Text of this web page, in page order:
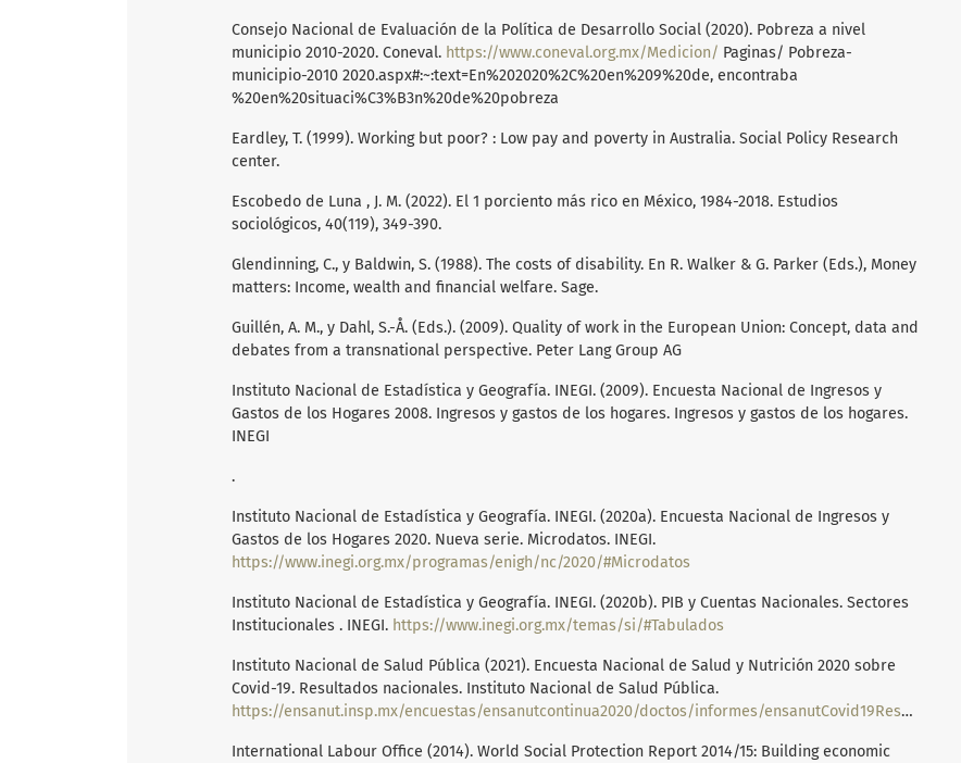
Consejo Nacional de Evaluación de la Política de Desarrollo Social (2020). Pobreza a nivel
municipio 2010-2020. Coneval. https://www.coneval.org.mx/Medicion/ Paginas/ Pobreza-
municipio-2010 2020.aspx#:~:text=En%202020%2C%20en%209%20de, encontraba
%20en%20situaci%C3%B3n%20de%20pobreza
Eardley, T. (1999). Working but poor? : Low pay and poverty in Australia. Social Policy Research
center.
Escobedo de Luna , J. M. (2022). El 1 porciento más rico en México, 1984-2018. Estudios
sociológicos, 40(119), 349-390.
Glendinning, C., y Baldwin, S. (1988). The costs of disability. En R. Walker & G. Parker (Eds.), Money
matters: Income, wealth and financial welfare. Sage.
Guillén, A. M., y Dahl, S.-Å. (Eds.). (2009). Quality of work in the European Union: Concept, data and
debates from a transnational perspective. Peter Lang Group AG
Instituto Nacional de Estadística y Geografía. INEGI. (2009). Encuesta Nacional de Ingresos y
Gastos de los Hogares 2008. Ingresos y gastos de los hogares. Ingresos y gastos de los hogares.
INEGI
.
Instituto Nacional de Estadística y Geografía. INEGI. (2020a). Encuesta Nacional de Ingresos y
Gastos de los Hogares 2020. Nueva serie. Microdatos. INEGI.
https://www.inegi.org.mx/programas/enigh/nc/2020/#Microdatos
Instituto Nacional de Estadística y Geografía. INEGI. (2020b). PIB y Cuentas Nacionales. Sectores
Institucionales . INEGI. https://www.inegi.org.mx/temas/si/#Tabulados
Instituto Nacional de Salud Pública (2021). Encuesta Nacional de Salud y Nutrición 2020 sobre
Covid-19. Resultados nacionales. Instituto Nacional de Salud Pública.
https://ensanut.insp.mx/encuestas/ensanutcontinua2020/doctos/informes/ensanutCovid19ResultadosNacionales.pdf
International Labour Office (2014). World Social Protection Report 2014/15: Building economic